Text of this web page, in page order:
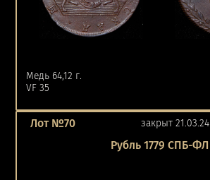
Медь 64,12 г.
VF 35
Лот №70 закрыт 21.03.24
Рубль 1779 СПБ-ФЛ